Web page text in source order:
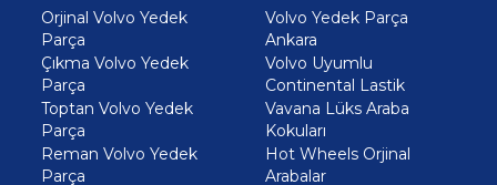
Orjinal Volvo Yedek
Parça
Çıkma Volvo Yedek
Parça
Toptan Volvo Yedek
Parça
Reman Volvo Yedek
Parça
Volvo Yedek Parça
Ankara
Volvo Uyumlu
Continental Lastik
Vavana Lüks Araba
Kokuları
Hot Wheels Orjinal
Arabalar